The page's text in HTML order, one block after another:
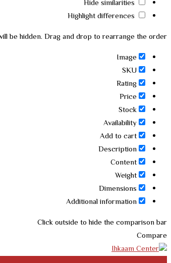
be hidden. Drag and drop to rearrange the order.
Image
SKU
Rating
Price
Stock
Availability
Add to cart
Description
Content
Weight
Dimensions
Additional information
Click outside to hide the comparison bar
Compare